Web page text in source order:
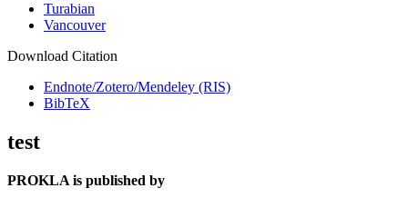
Turabian
Vancouver
Download Citation
Endnote/Zotero/Mendeley (RIS)
BibTeX
test
PROKLA is published by